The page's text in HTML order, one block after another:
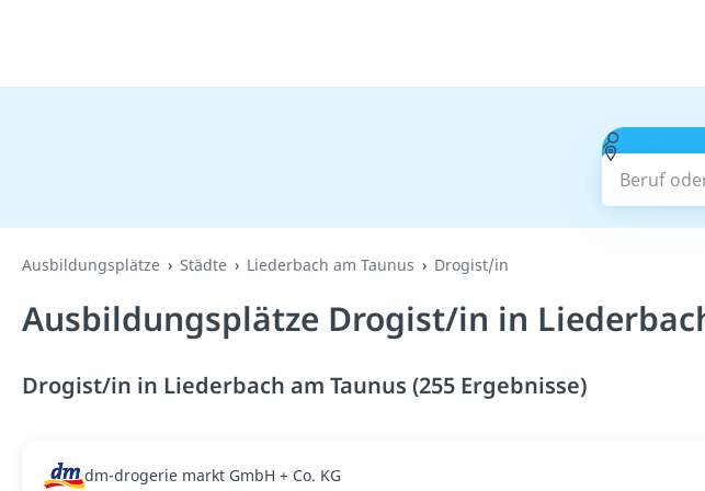
Beruf
Ausbildungsplätze Städte Liederbach am Taunus Drogist/in
Ausbildungsplätze Drogist/in in
Drogist/in in Liederbach am Taunus (255 Ergebnisse)
dm-drogerie markt GmbH + Co. KG